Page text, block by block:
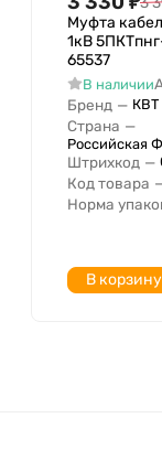
Количество
Муфта
1кВ
65537
В наличии
Бренд — КВТ
Страна —
Российская
Штрихкод —
Код товара
Норма
В корзину